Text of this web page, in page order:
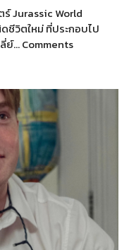
Jurassic World
ชีวิตใหม่ ที่ประกอบไป
ย์… Comments